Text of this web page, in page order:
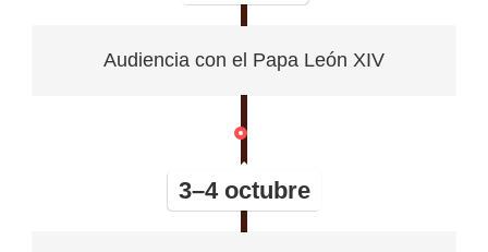
Audiencia con el Papa León XIV
3–4 octubre